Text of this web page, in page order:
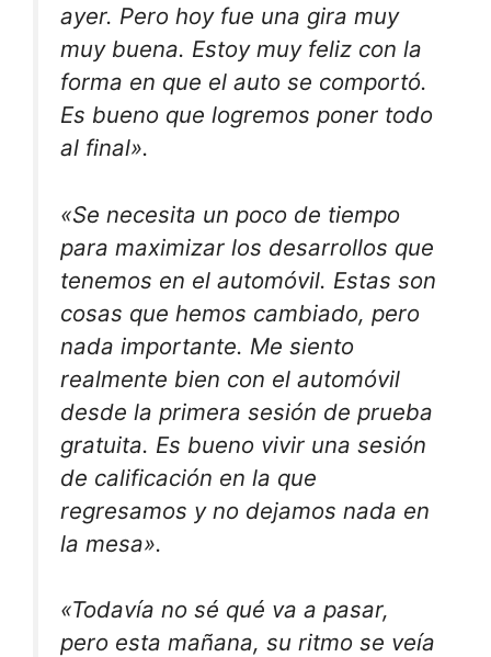
ayer. Pero hoy fue una gira muy
muy buena. Estoy muy feliz con la
forma en que el auto se comportó.
Es bueno que logremos poner todo
al final».
«Se necesita un poco de tiempo
para maximizar los desarrollos que
tenemos en el automóvil. Estas son
cosas que hemos cambiado, pero
nada importante. Me siento
realmente bien con el automóvil
desde la primera sesión de prueba
gratuita. Es bueno vivir una sesión
de calificación en la que
regresamos y no dejamos nada en
la mesa».
«Todavía no sé qué va a pasar,
pero esta mañana, su ritmo se veía